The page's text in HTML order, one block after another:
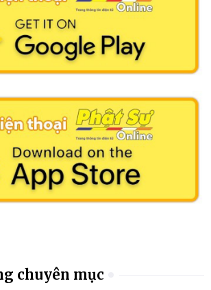
chuyên mục